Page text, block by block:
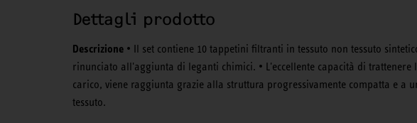
Dettagli prodotto
Descrizione • Il set contiene 10 tappetini filtranti in tessuto non tessuto
rinunciato all'aggiunta di leganti chimici. • L'eccellente capacità di
carico, viene raggiunta grazie alla struttura progressivamente compatta e a
tessuto.